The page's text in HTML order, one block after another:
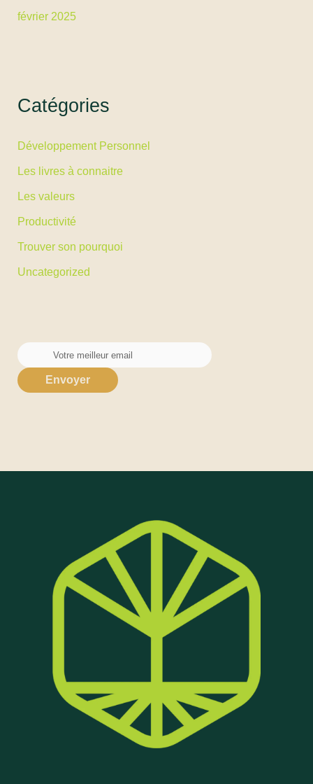
février 2025
Catégories
Développement Personnel
Les livres à connaitre
Les valeurs
Productivité
Trouver son pourquoi
Uncategorized
Envoyer